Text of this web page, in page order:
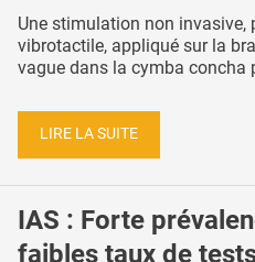
Une stimulation non
vibrotactile, appliqué sur la
vague dans la cymba concha
LIRE LA SUITE
IAS : Forte
faibles taux de